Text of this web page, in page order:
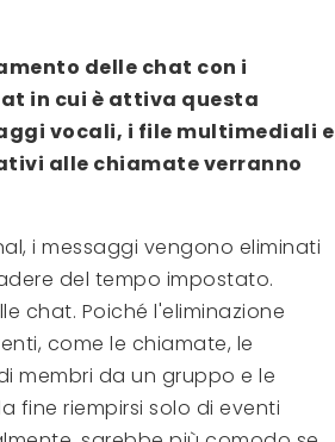
delle chat con i
in cui è attiva questa
vocali, i file multimediali e
alle chiamate verranno
i messaggi vengono eliminati
del tempo impostato.
chat. Poiché l'eliminazione
come le chiamate, le
membri da un gruppo e le
fine riempirsi solo di eventi